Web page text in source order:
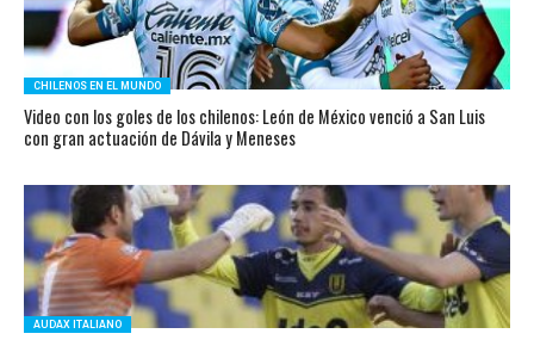
CHILENOS EN EL MUNDO
Video con los goles de los chilenos: León de México venció a San Luis
con gran actuación de Dávila y Meneses
AUDAX ITALIANO